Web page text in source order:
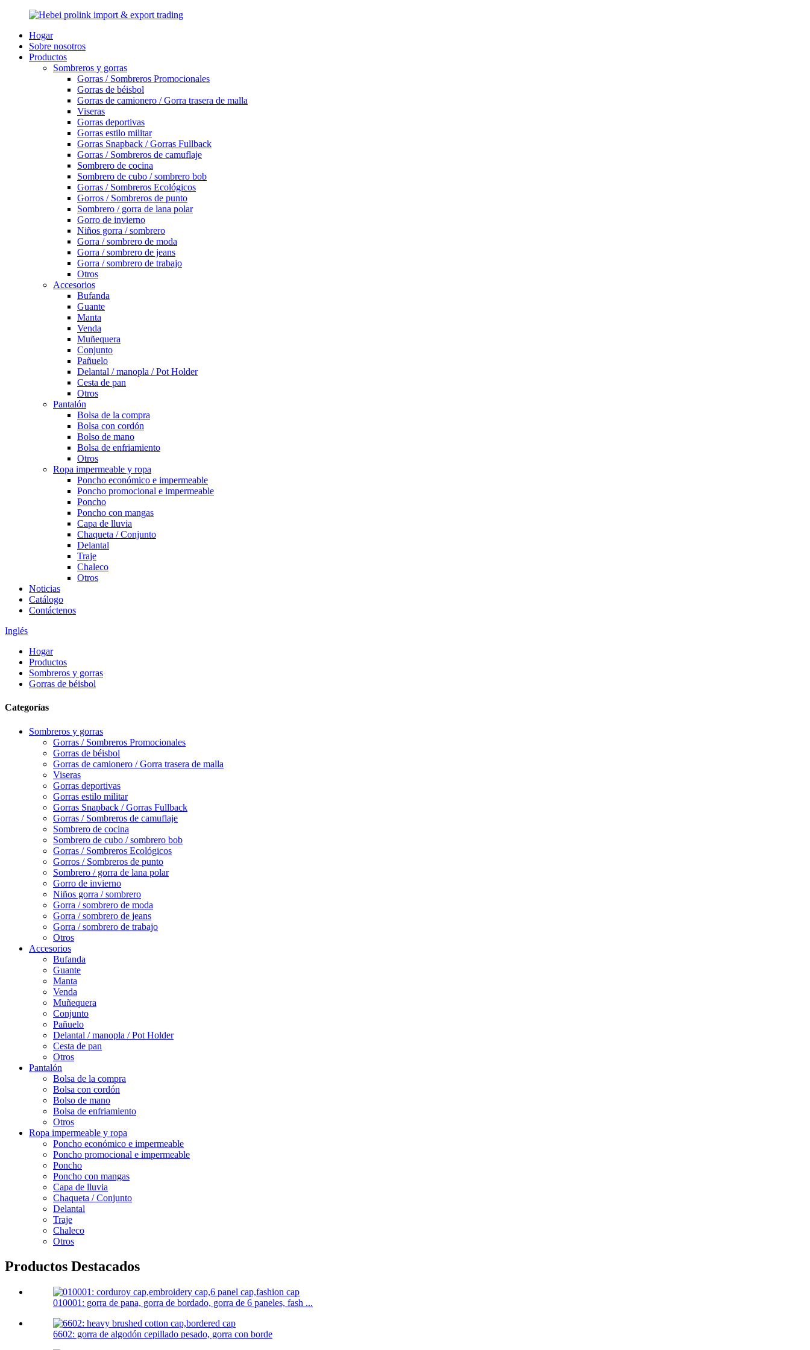
Hogar
Sobre nosotros
Productos
Sombreros y gorras
Gorras / Sombreros Promocionales
Gorras de béisbol
Gorras de camionero / Gorra trasera de malla
Viseras
Gorras deportivas
Gorras estilo militar
Gorras Snapback / Gorras Fullback
Gorras / Sombreros de camuflaje
Sombrero de cocina
Sombrero de cubo / sombrero bob
Gorras / Sombreros Ecológicos
Gorros / Sombreros de punto
Sombrero / gorra de lana polar
Gorro de invierno
Niños gorra / sombrero
Gorra / sombrero de moda
Gorra / sombrero de jeans
Gorra / sombrero de trabajo
Otros
Accesorios
Bufanda
Guante
Manta
Venda
Muñequera
Conjunto
Pañuelo
Delantal / manopla / Pot Holder
Cesta de pan
Otros
Pantalón
Bolsa de la compra
Bolsa con cordón
Bolso de mano
Bolsa de enfriamiento
Otros
Ropa impermeable y ropa
Poncho económico e impermeable
Poncho promocional e impermeable
Poncho
Poncho con mangas
Capa de lluvia
Chaqueta / Conjunto
Delantal
Traje
Chaleco
Otros
Noticias
Catálogo
Contáctenos
Inglés
Hogar
Productos
Sombreros y gorras
Gorras de béisbol
Categorías
Sombreros y gorras
Gorras / Sombreros Promocionales
Gorras de béisbol
Gorras de camionero / Gorra trasera de malla
Viseras
Gorras deportivas
Gorras estilo militar
Gorras Snapback / Gorras Fullback
Gorras / Sombreros de camuflaje
Sombrero de cocina
Sombrero de cubo / sombrero bob
Gorras / Sombreros Ecológicos
Gorros / Sombreros de punto
Sombrero / gorra de lana polar
Gorro de invierno
Niños gorra / sombrero
Gorra / sombrero de moda
Gorra / sombrero de jeans
Gorra / sombrero de trabajo
Otros
Accesorios
Bufanda
Guante
Manta
Venda
Muñequera
Conjunto
Pañuelo
Delantal / manopla / Pot Holder
Cesta de pan
Otros
Pantalón
Bolsa de la compra
Bolsa con cordón
Bolso de mano
Bolsa de enfriamiento
Otros
Ropa impermeable y ropa
Poncho económico e impermeable
Poncho promocional e impermeable
Poncho
Poncho con mangas
Capa de lluvia
Chaqueta / Conjunto
Delantal
Traje
Chaleco
Otros
Productos Destacados
010001: gorra de pana, gorra de bordado, gorra de 6 paneles, fash ...
6602: gorra de algodón cepillado pesado, gorra con borde